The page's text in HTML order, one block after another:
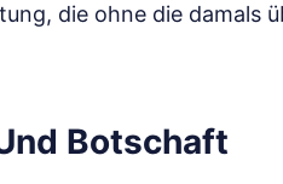
die ohne die damals
Botschaft